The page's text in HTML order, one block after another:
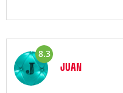
8.3
JUAN